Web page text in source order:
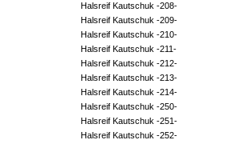
Halsreif Kautschuk -208-
Halsreif Kautschuk -209-
Halsreif Kautschuk -210-
Halsreif Kautschuk -211-
Halsreif Kautschuk -212-
Halsreif Kautschuk -213-
Halsreif Kautschuk -214-
Halsreif Kautschuk -250-
Halsreif Kautschuk -251-
Halsreif Kautschuk -252-